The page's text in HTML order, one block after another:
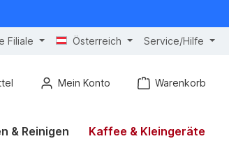
Filiale Österreich Service/Hilfe
Mein Konto Warenkorb
& Reinigen Kaffee & Kleingeräte